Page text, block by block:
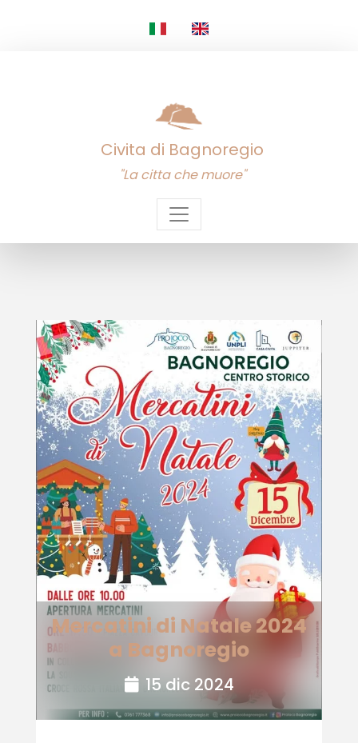
Civita di Bagnoregio
"La citta che muore"
Mercatini di Natale 2024
a Bagnoregio
15 dic 2024